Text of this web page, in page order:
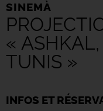
SINEMÀ
« ASHKAL,
TUNIS »
INFOS ET